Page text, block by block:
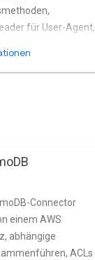
für User-Agent,
auf
Connector
einem AWS
abhängige
ACLs